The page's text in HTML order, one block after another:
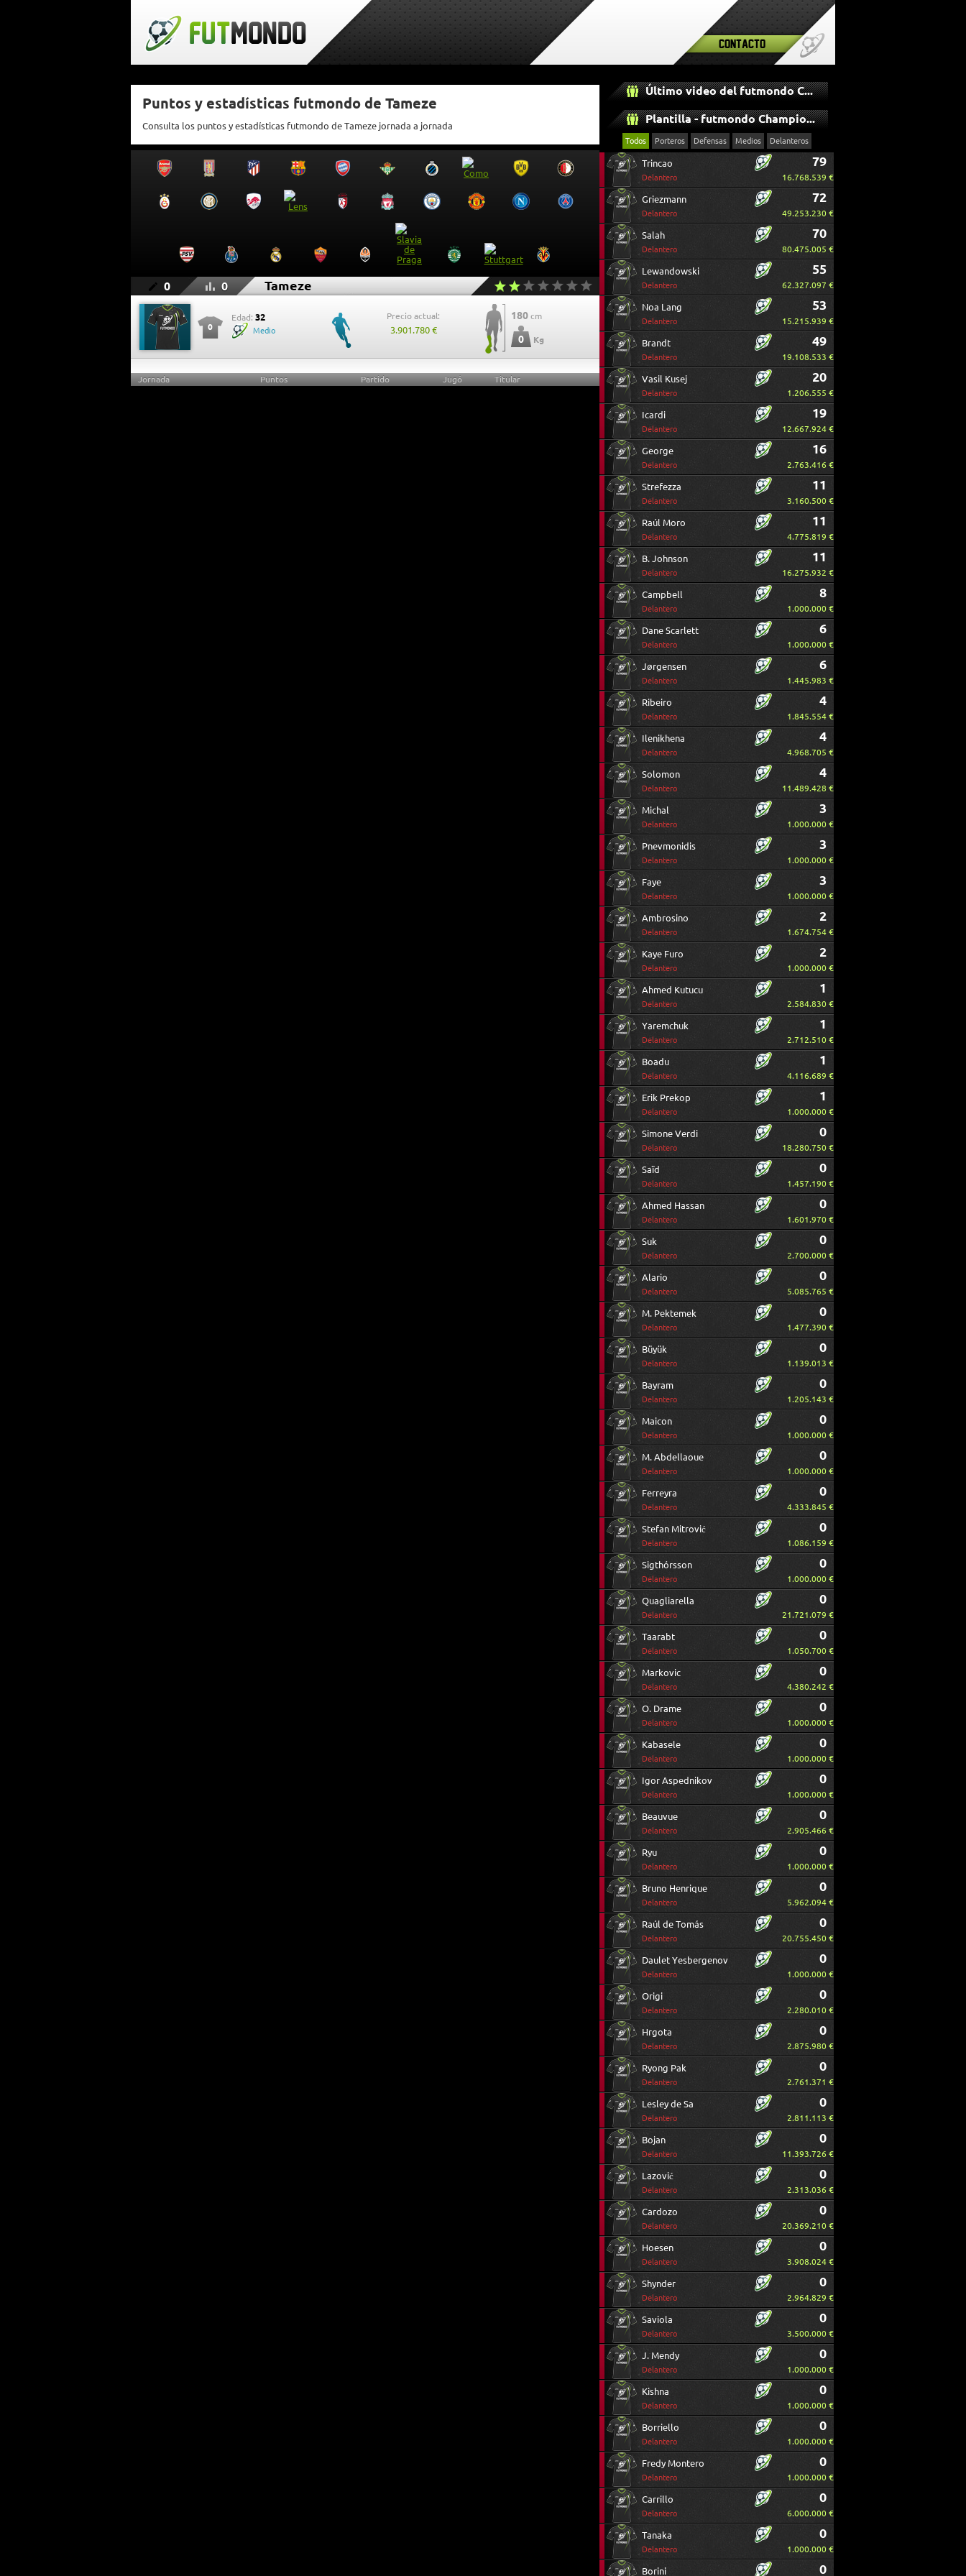
Contacto
Puntos y estadísticas futmondo de Tameze
Consulta los puntos y estadísticas futmondo de Tameze jornada a jornada
0 0 Tameze
0
Edad: 32
Medio
Precio actual:
3.901.780 €
180 cm
0 Kg
Jornada Puntos Partido Jugó Titular
Último video del futmondo Champions
Plantilla - futmondo Champions
Todos Porteros Defensas Medios Delanteros
Trincao
Delantero
79
16.768.539 €
Griezmann
Delantero
72
49.253.230 €
Salah
Delantero
70
80.475.005 €
Lewandowski
Delantero
55
62.327.097 €
Noa Lang
Delantero
53
15.215.939 €
Brandt
Delantero
49
19.108.533 €
Vasil Kusej
Delantero
20
1.206.555 €
Icardi
Delantero
19
12.667.924 €
George
Delantero
16
2.763.416 €
Strefezza
Delantero
11
3.160.500 €
Raúl Moro
Delantero
11
4.775.819 €
B. Johnson
Delantero
11
16.275.932 €
Campbell
Delantero
8
1.000.000 €
Dane Scarlett
Delantero
6
1.000.000 €
Jørgensen
Delantero
6
1.445.983 €
Ribeiro
Delantero
4
1.845.554 €
Ilenikhena
Delantero
4
4.968.705 €
Solomon
Delantero
4
11.489.428 €
Michal
Delantero
3
1.000.000 €
Pnevmonidis
Delantero
3
1.000.000 €
Faye
Delantero
3
1.000.000 €
Ambrosino
Delantero
2
1.674.754 €
Kaye Furo
Delantero
2
1.000.000 €
Ahmed Kutucu
Delantero
1
2.584.830 €
Yaremchuk
Delantero
1
2.712.510 €
Boadu
Delantero
1
4.116.689 €
Erik Prekop
Delantero
1
1.000.000 €
Simone Verdi
Delantero
0
18.280.750 €
Saïd
Delantero
0
1.457.190 €
Ahmed Hassan
Delantero
0
1.601.970 €
Suk
Delantero
0
2.700.000 €
Alario
Delantero
0
5.085.765 €
M. Pektemek
Delantero
0
1.477.390 €
Büyük
Delantero
0
1.139.013 €
Bayram
Delantero
0
1.205.143 €
Maicon
Delantero
0
1.000.000 €
M. Abdellaoue
Delantero
0
1.000.000 €
Ferreyra
Delantero
0
4.333.845 €
Stefan Mitrović
Delantero
0
1.086.159 €
Sigthórsson
Delantero
0
1.000.000 €
Quagliarella
Delantero
0
21.721.079 €
Taarabt
Delantero
0
1.050.700 €
Markovic
Delantero
0
4.380.242 €
O. Drame
Delantero
0
1.000.000 €
Kabasele
Delantero
0
1.000.000 €
Igor Aspednikov
Delantero
0
1.000.000 €
Beauvue
Delantero
0
2.905.466 €
Ryu
Delantero
0
1.000.000 €
Bruno Henrique
Delantero
0
5.962.094 €
Raúl de Tomás
Delantero
0
20.755.450 €
Daulet Yesbergenov
Delantero
0
1.000.000 €
Origi
Delantero
0
2.280.010 €
Hrgota
Delantero
0
2.875.980 €
Ryong Pak
Delantero
0
2.761.371 €
Lesley de Sa
Delantero
0
2.811.113 €
Bojan
Delantero
0
11.393.726 €
Lazović
Delantero
0
2.313.036 €
Cardozo
Delantero
0
20.369.210 €
Hoesen
Delantero
0
3.908.024 €
Shynder
Delantero
0
2.964.829 €
Saviola
Delantero
0
3.500.000 €
J. Mendy
Delantero
0
1.000.000 €
Kishna
Delantero
0
1.000.000 €
Borriello
Delantero
0
1.000.000 €
Fredy Montero
Delantero
0
1.000.000 €
Carrillo
Delantero
0
6.000.000 €
Tanaka
Delantero
0
1.000.000 €
Borini 0